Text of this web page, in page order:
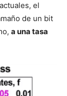
el
de un bit
a una tasa